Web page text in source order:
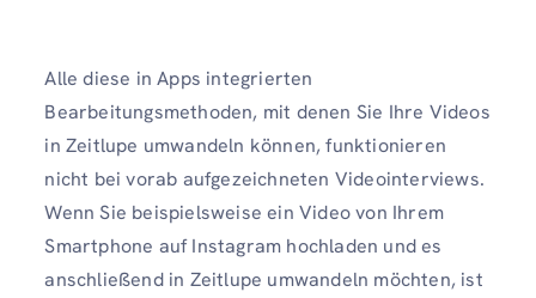
Alle diese in Apps integrierten
Bearbeitungsmethoden, mit denen Sie Ihre Videos
in Zeitlupe umwandeln können, funktionieren
nicht bei vorab aufgezeichneten Videointerviews.
Wenn Sie beispielsweise ein Video von Ihrem
Smartphone auf Instagram hochladen und es
anschließend in Zeitlupe umwandeln möchten, ist